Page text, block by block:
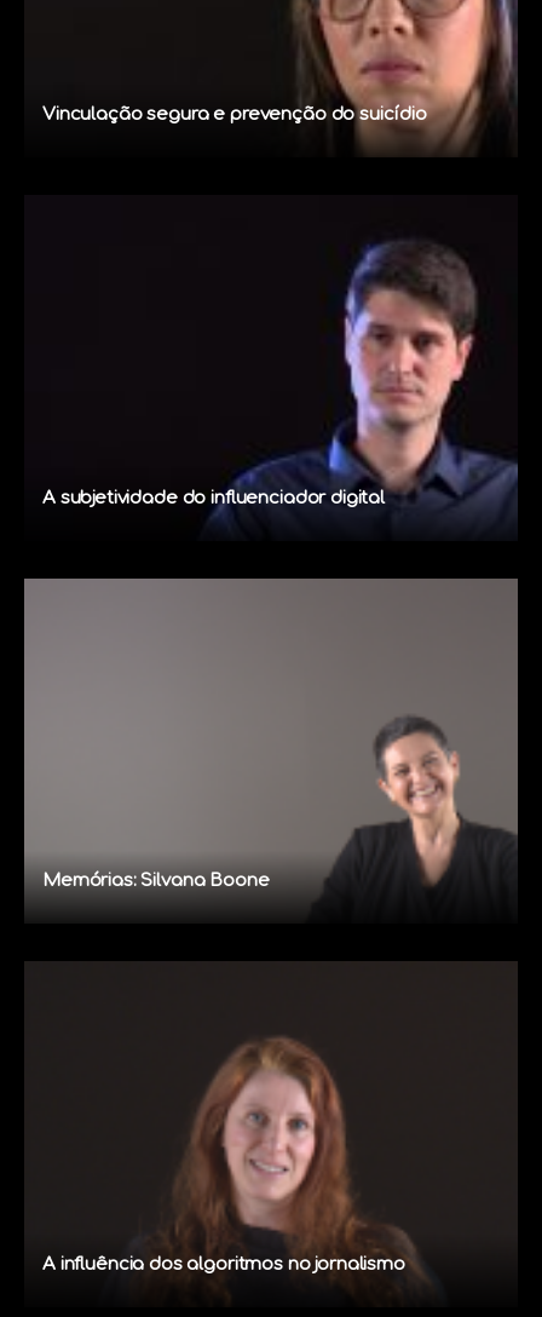
Vinculação segura e prevenção do suicídio
A subjetividade do influenciador digital
Memórias: Silvana Boone
A influência dos algoritmos no jornalismo